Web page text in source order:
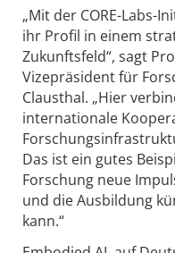
„Mit der CORE-Labs-
ihr Profil in einem
Zukunftsfeld“, sagt
Vizepräsident für
Clausthal. „Hier
internationale
Das ist ein gutes
Forschung neue
und die Ausbildung
kann.“